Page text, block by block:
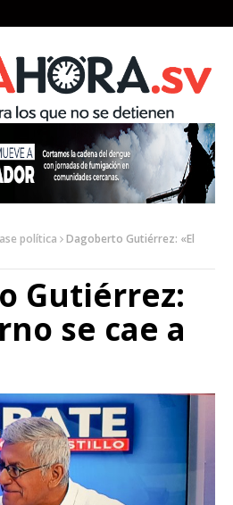
política
Dagoberto Gutiérrez: «El
Gutiérrez:
se cae a